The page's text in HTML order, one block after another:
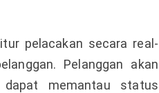
pelacakan secara real-
Pelanggan akan
memantau status